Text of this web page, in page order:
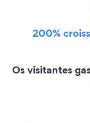
200%
Os visitantes